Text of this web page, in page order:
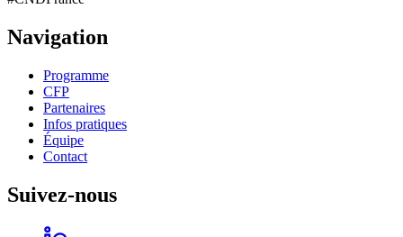
Navigation
Programme
CFP
Partenaires
Infos pratiques
Équipe
Contact
Suivez-nous